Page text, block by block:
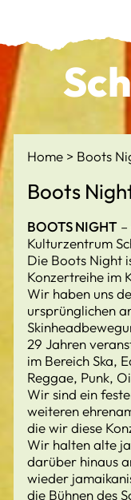
Home Boots
Boots
BOOTS NIGHT
Kulturzentrum
Die Boots Night
Konzertreihe im
Wir haben uns
ursprünglichen
29 Jahren
im Bereich Ska,
Reggae, Punk,
Wir sind ein
weiteren
die wir diese
Wir halten alte
darüber hinaus
wieder
die Bühnen des